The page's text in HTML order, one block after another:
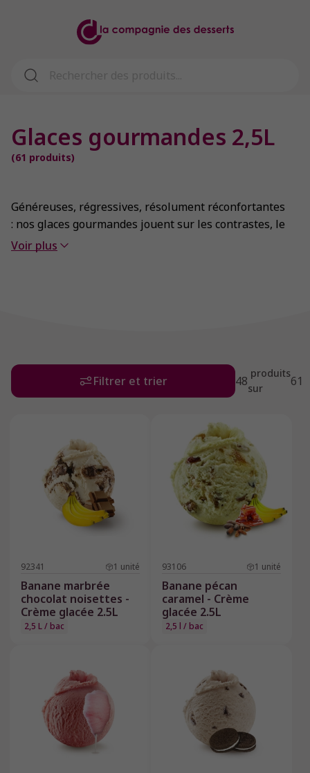
Glaces gourmandes 2,5L
(61 produits)
Généreuses, régressives, résolument réconfortantes
: nos glaces gourmandes jouent sur les contrastes, le
mélange de textures et la surprise ! Marbrages
bouche permettent aux restaurateurs et glaciers de
proposer une experience signature, différenciante et
mémorable. Disponibles en formats professionnels
gamme complète de glaces artisanales.
Voir plus
Filtrer et trier 48 produits
sur
61
92341 1 unité
Banane marbrée
chocolat noisettes -
Crème glacée 2.5L
2,5 L / bac
93106 1 unité
Banane pécan
caramel - Crème
glacée 2.5L
2,5 l / bac